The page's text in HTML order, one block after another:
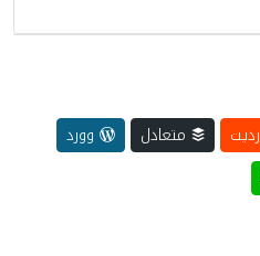
رديت متعادل
وورد